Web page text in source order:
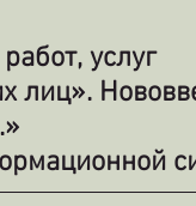
услуг
лиц».